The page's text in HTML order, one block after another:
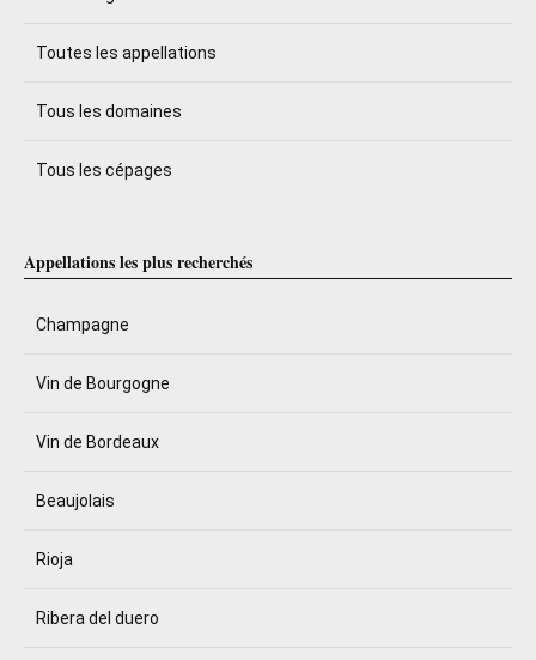
Toutes les appellations
Tous les domaines
Tous les cépages
Appellations les plus recherchés
Champagne
Vin de Bourgogne
Vin de Bordeaux
Beaujolais
Rioja
Ribera del duero